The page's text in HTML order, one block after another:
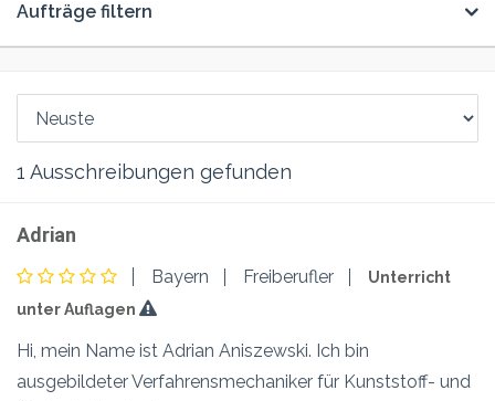
Aufträge filtern
1 Ausschreibungen gefunden
Adrian
Bayern Freiberufler
Unterricht
unter Auflagen
Hi, mein Name ist Adrian Aniszewski. Ich bin
ausgebildeter Verfahrensmechaniker für Kunststoff- und